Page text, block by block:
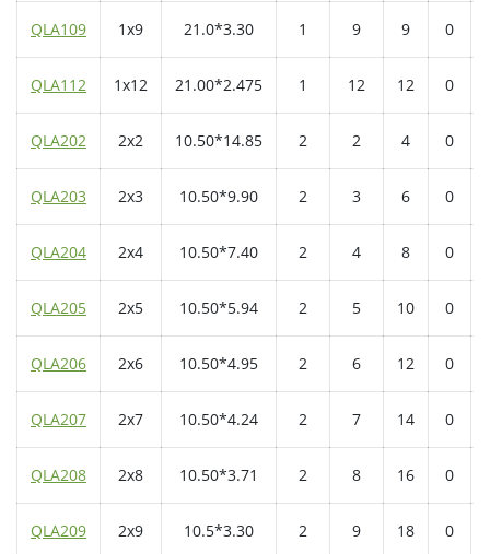
QLA109 1x9 21.0*3.30 1 9 9 0
QLA112 1x12 21.00*2.475 1 12 12 0
QLA202 2x2 10.50*14.85 2 2 4 0
QLA203 2x3 10.50*9.90 2 3 6 0
QLA204 2x4 10.50*7.40 2 4 8 0
QLA205 2x5 10.50*5.94 2 5 10 0
QLA206 2x6 10.50*4.95 2 6 12 0
QLA207 2x7 10.50*4.24 2 7 14 0
QLA208 2x8 10.50*3.71 2 8 16 0
QLA209 2x9 10.5*3.30 2 9 18 0